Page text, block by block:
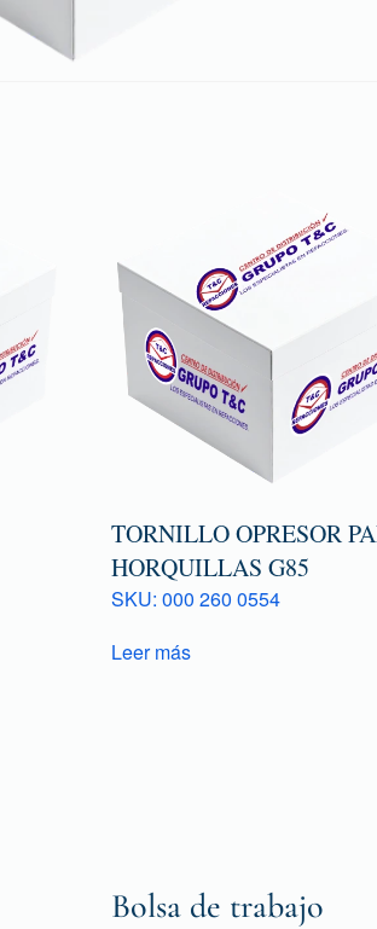
TORNILLO OPRESOR
HORQUILLAS G85
SKU: 000 260 0554
Leer más
Bolsa de trabajo